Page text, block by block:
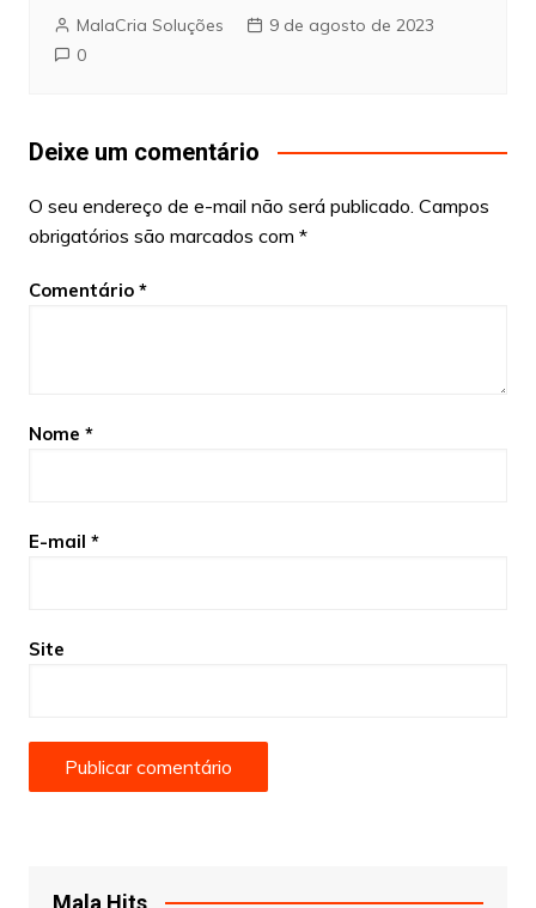
MalaCria Soluções
9 de agosto de 2023
0
Deixe um comentário
O seu endereço de e-mail não será publicado. Campos
obrigatórios são marcados com *
Comentário *
Nome *
E-mail *
Site
Mala Hits